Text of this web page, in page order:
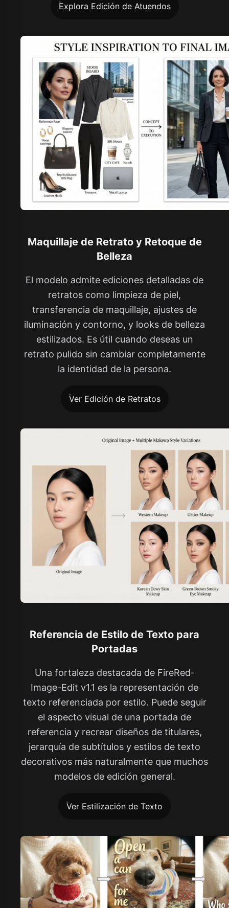
Explora Edición de Atuendos
Maquillaje de Retrato y Retoque de
Belleza
El modelo admite ediciones detalladas de
retratos como limpieza de piel,
transferencia de maquillaje, ajustes de
iluminación y contorno, y looks de belleza
estilizados. Es útil cuando deseas un
retrato pulido sin cambiar completamente
la identidad de la persona.
Ver Edición de Retratos
Referencia de Estilo de Texto para
Portadas
Una fortaleza destacada de FireRed-
Image-Edit v1.1 es la representación de
texto referenciada por estilo. Puede seguir
el aspecto visual de una portada de
referencia y recrear diseños de titulares,
jerarquía de subtítulos y estilos de texto
decorativos más naturalmente que muchos
modelos de edición general.
Ver Estilización de Texto